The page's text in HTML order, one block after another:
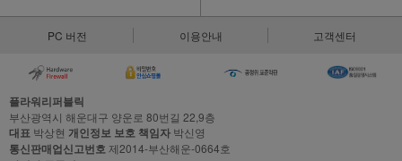
PC 버전 이용안내 고객센터
플라워리퍼블릭
부산광역시 해운대구 양운로 80번길 22,9층
대표 박상현 개인정보 보호 책임자 박신영
통신판매업신고번호제2014-부산해운-0664호